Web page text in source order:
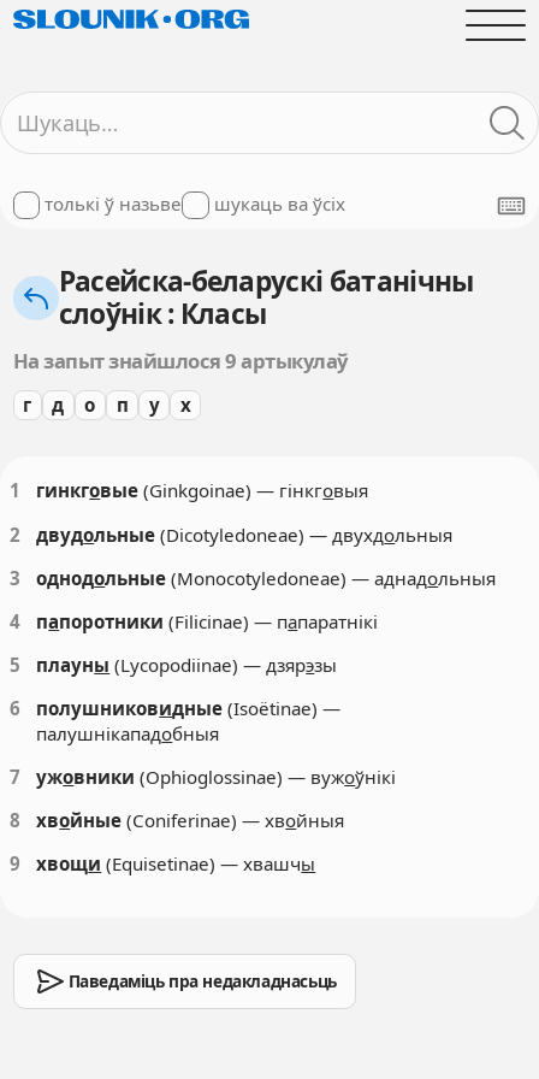
толькі ў назьве шукаць ва ўсіх
Расейска-беларускі батанічны
слоўнік : Класы
На запыт знайшлося 9 артыкулаў
г д о п у х
1 гинкговые (Ginkgoinae) — гінкговыя
2
двудольные (Dicotyledoneae) — двухдольныя
3
однодольные (Monocotyledoneae) — аднадольныя
4
папоротники (Filicinae) — папаратнікі
5
плауны (Lycopodiinae) — дзярэзы
6
полушниковидные (Isoëtinae) —
палушнікападобныя
7
ужовники (Ophioglossinae) — вужоўнікі
8
хвойные (Coniferinae) — хвойныя
9
хвощи (Equisetinae) — хвашчы
Паведаміць пра недакладнасьць